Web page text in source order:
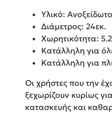
Υλικό:
Διάμετρος: 24εκ.
Χωρητικότητα:
Κατάλληλη για
Κατάλληλη για
Οι χρήστες που την
ξεχωρίζουν κυρίως
κατασκευής και